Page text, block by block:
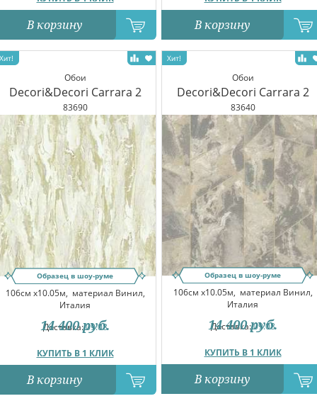
В корзину В корзину
Обои
Decori&Decori Carrara 2
83690
Образец в шоу-руме
106см x10.05м, материал Винил,
Италия
Доставка:09.08
КУПИТЬ В 1 КЛИК
14 400 руб.
В корзину
Обои
Decori&Decori Carrara 2
83640
Образец в шоу-руме
106см x10.05м, материал Винил,
Италия
Доставка:09.08
КУПИТЬ В 1 КЛИК
14 400 руб.
В корзину